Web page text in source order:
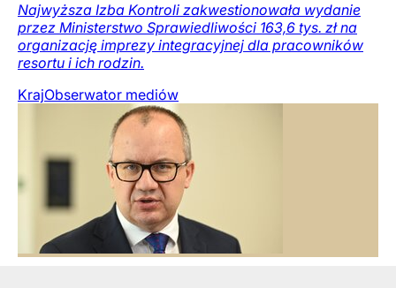
Najwyższa Izba Kontroli zakwestionowała wydanie
przez Ministerstwo Sprawiedliwości 163,6 tys. zł na
organizację imprezy integracyjnej dla pracowników
resortu i ich rodzin.
KrajObserwator mediów